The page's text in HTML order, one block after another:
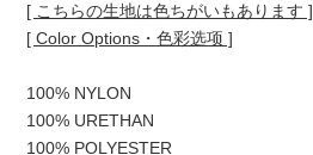
[ こちらの生地は色ちがいもあります ]
[ Color Options・色彩选项 ]
100% NYLON
100% URETHAN
100% POLYESTER